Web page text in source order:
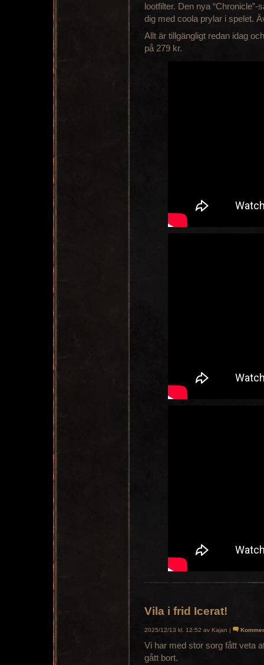
lootfilter. Den nya
dig med coola prylar i spelet.
Allt är tillgängligt redan idag
på 279 kr.
Vila i frid Icerat!
2025/12/13 kl. 12:52 av Kajan |
Vi har med stor sorg fått veta
gått bort.